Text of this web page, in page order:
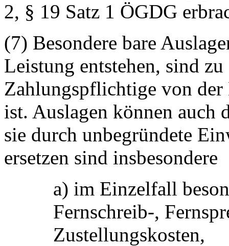
2, § 19 Satz 1 ÖGDG
(7) Besondere bare
Leistung entstehen, sind
Zahlungspflichtige von
ist. Auslagen können auch
sie durch unbegründete
ersetzen sind insbesondere
a) im Einzelfall
Fernschreib-,
Zustellungskosten,